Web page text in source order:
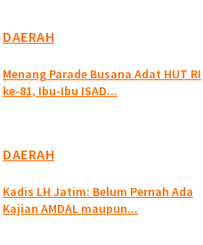
DAERAH
Menang Parade Busana Adat HUT RI
ke-81, Ibu-Ibu ISAD...
DAERAH
Kadis LH Jatim: Belum Pernah Ada
Kajian AMDAL maupun...